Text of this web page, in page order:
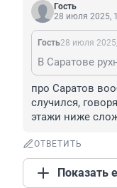
Гость
28 июля 2025,
Гость28 июля
про Саратов
случился,
этажи ниже
ОТВЕТИТЬ
Показать